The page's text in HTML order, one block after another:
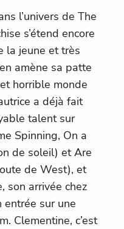
l’univers de The
s’étend encore
la jeune et très
amène sa patte
horrible monde
a déjà fait
talent sur
Spinning, On a
de soleil) et Are
de West), et
son arrivée chez
entrée sur une
Clementine, c’est